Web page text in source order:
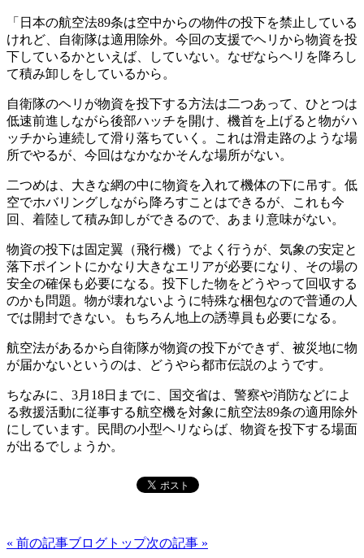
「日本の航空法89条は空中からの物件の投下を禁止している
けれど、自衛隊は適用除外。今回の支援でヘリから物資を投
下しているかといえば、していない。なぜならヘリを降ろし
て積み卸しをしているから。
自衛隊のヘリが物資を投下する方法は二つあって、ひとつは
低速前進しながら後部ハッチを開け、機首を上げると物がハ
ッチから連続して滑り落ちていく。これは滑走路のような場
所でやるが、今回はなかなかそんな場所がない。
二つめは、大きな網の中に物資を入れて機体の下に吊す。低
空でホバリングしながら降ろすことはできるが、これも今
回、着陸して積み卸しができるので、あまり意味がない。
物資の投下は固定翼（飛行機）でよく行うが、気象の安定と
落下ポイントにかなり大きなエリアが必要になり、その場の
安全の確保も必要になる。投下した物をどうやって回収する
のかも問題。物が壊れないように特殊な梱包なので普通の人
では開封できない。もちろん地上の誘導員も必要になる。
航空法があるから自衛隊が物資の投下ができず、被災地に物
が届かないというのは、どうやら都市伝説のようです。
ちなみに、3月18日までに、国交省は、警察や消防などによ
る救援活動に従事する航空機を対象に航空法89条の適用除外
にしています。民間の小型ヘリならば、物資を投下する場面
が出るでしょうか。
« 前の記事ブログトップ次の記事 »